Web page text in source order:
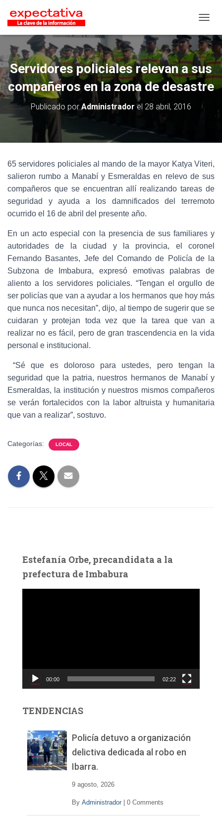
Servidores policiales relevan a sus
compañeros en la zona de desastre
Publicado por Administrador el 28 abril, 2016
65 servidores policiales al mando de la mayor Katya Viteri,
salieron rumbo a Manabí y Esmeraldas en relevo de sus
compañeros que se encuentran allí realizando tareas de
seguridad y ayuda a los damnificados del terremoto
ocurrido el 16 de abril del presente año.
En un acto especial con la presencia de sus familiares y
autoridades de la ciudad y la provincia, el coronel
Fernando Basantes, Jefe del Comando de Policía de la
Subzona de Imbabura, expresó emotivas palabras de
aliento a los servidores policiales. “Tengan el orgullo de
ser policías que van a ayudar a los hermanos que hoy más
que nunca nos necesitan”, dijo, al tiempo de sugerir que se
cuidaran y protejan toda vez que la tarea que van a
realizar no es fácil, pero de gran trascendencia en la vida
personal e institucional.
“Sé que es doloroso para ustedes, pero tengan la
seguridad que la patria, nuestros hermanos de Manabí y
Esmeraldas, la institución y nuestros mismos compañeros
se verán fortalecidos con la labor altruista y humanitaria
que van a realizar”, sostuvo.
Categorías: LOCAL
Estefanía Orbe, precandidata a la
prefectura de Imbabura
c
d
00:00 02:22
TENDENCIAS
Policía detuvo a organización
delictiva dedicada al robo en
Ibarra.
9 agosto, 2026
By Administrador 0 Comments